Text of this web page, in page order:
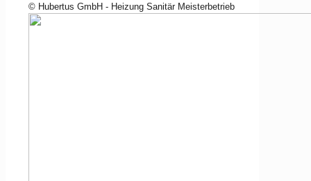
© Hubertus GmbH - Heizung Sanitär Meisterbetrieb